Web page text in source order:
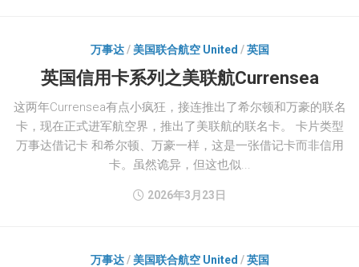
万事达/美国联合航空 United /英国
英国信用卡系列之美联航Currensea
这两年Currensea有点小疯狂，接连推出了希尔顿和万豪的联名
卡，现在正式进军航空界，推出了美联航的联名卡。 卡片类型
万事达借记卡 和希尔顿、万豪一样，这是一张借记卡而非信用
卡。虽然诡异，但这也似...
2026年3月23日
万事达/美国联合航空 United /英国